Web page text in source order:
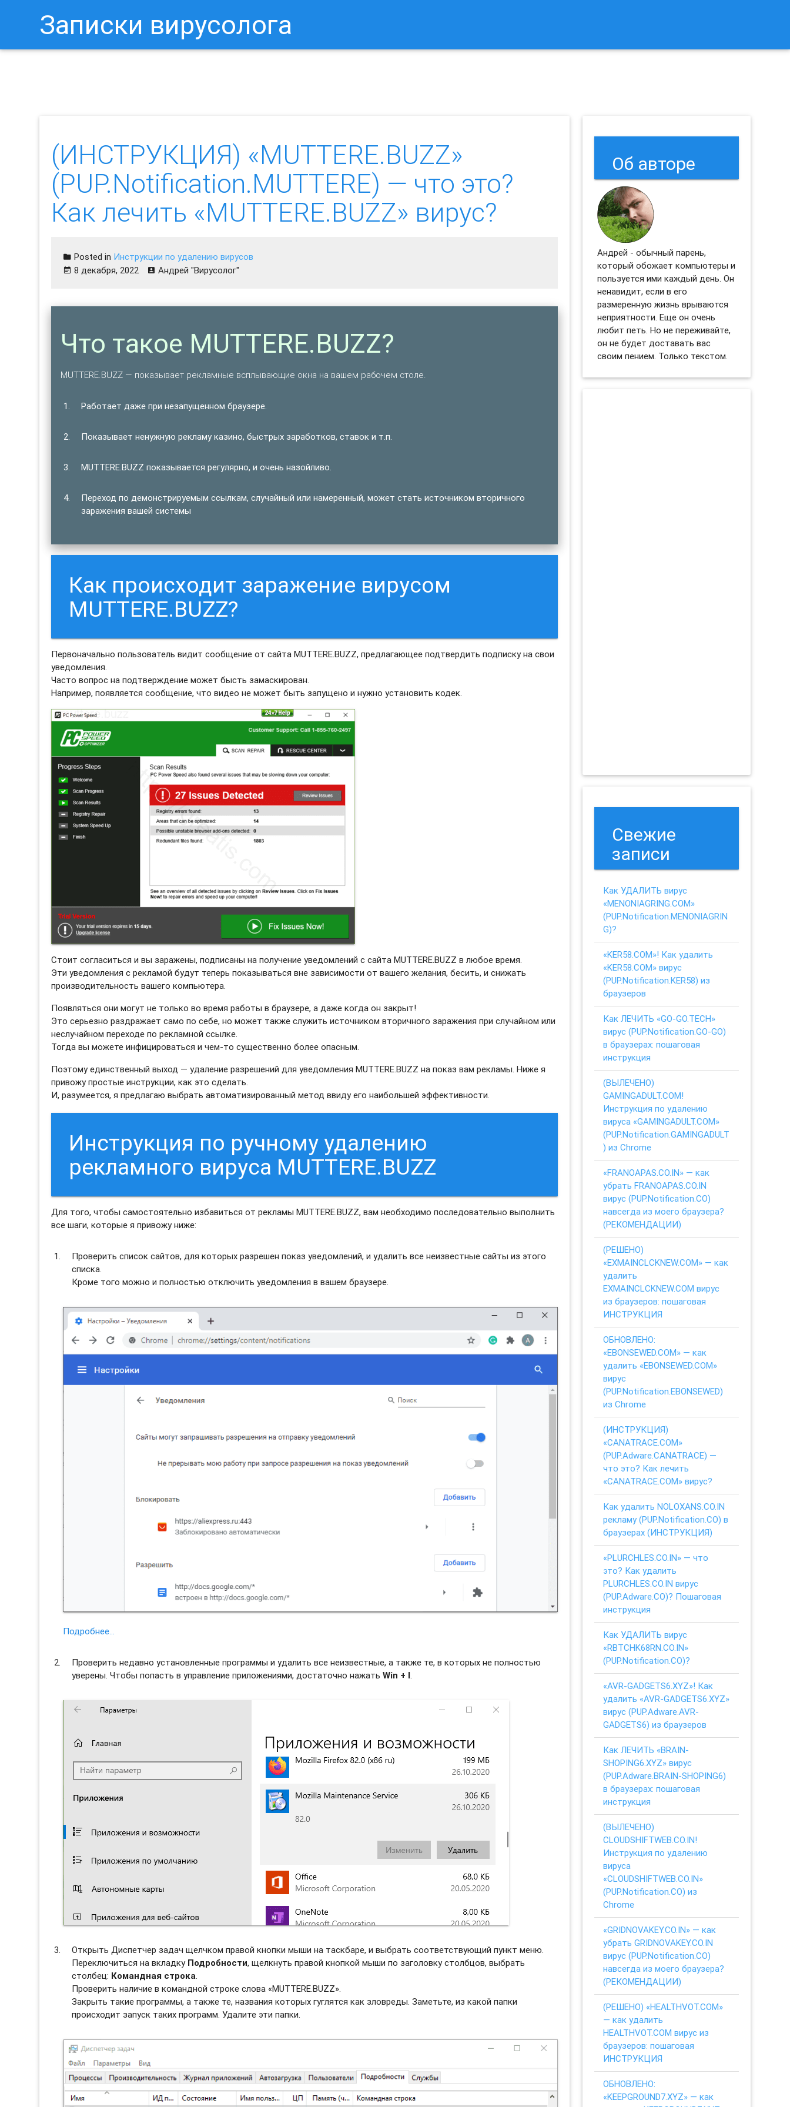
Записки вирусолога
(ИНСТРУКЦИЯ) «MUTTERE.BUZZ»
(PUP.Notification.MUTTERE) — что это?
Как лечить «MUTTERE.BUZZ» вирус?
Posted in Инструкции по удалению вирусов
8 декабря, 2022
Андрей "Вирусолог"
Что такое MUTTERE.BUZZ?
MUTTERE.BUZZ — показывает рекламные всплывающие окна на вашем рабочем столе.
Работает даже при незапущенном браузере.
Показывает ненужную рекламу казино, быстрых заработков, ставок и т.п.
MUTTERE.BUZZ показывается регулярно, и очень назойливо.
Переход по демонстрируемым ссылкам, случайный или намеренный, может стать источником вторичного
заражения вашей системы
Как происходит заражение вирусом
MUTTERE.BUZZ?
Первоначально пользователь видит сообщение от сайта MUTTERE.BUZZ, предлагающее подтвердить подписку на свои
уведомления.
Часто вопрос на подтверждение может бысть замаскирован.
Например, появляется сообщение, что видео не может быть запущено и нужно установить кодек.
Стоит согласиться и вы заражены, подписаны на получение уведомлений с сайта MUTTERE.BUZZ в любое время.
Эти уведомления с рекламой будут теперь показываться вне зависимости от вашего желания, бесить, и снижать
производительность вашего компьютера.
Появляться они могут не только во время работы в браузере, а даже когда он закрыт!
Это серьезно раздражает само по себе, но может также служить источником вторичного заражения при случайном или
неслучайном переходе по рекламной ссылке.
Тогда вы можете инфицироваться и чем-то существенно более опасным.
Поэтому единственный выход — удаление разрешений для уведомления MUTTERE.BUZZ на показ вам рекламы. Ниже я
привожу простые инструкции, как это сделать.
И, разумеется, я предлагаю выбрать автоматизированный метод ввиду его наибольшей эффективности.
Инструкция по ручному удалению
рекламного вируса MUTTERE.BUZZ
Для того, чтобы самостоятельно избавиться от рекламы MUTTERE.BUZZ, вам необходимо последовательно выполнить
все шаги, которые я привожу ниже:
Проверить список сайтов, для которых разрешен показ уведомлений, и удалить все неизвестные сайты из этого
списка.
Кроме того можно и полностью отключить уведомления в вашем браузере.
Подробнее…
Проверить недавно установленные программы и удалить все неизвестные, а также те, в которых не полностью
уверены. Чтобы попасть в управление приложениями, достаточно нажатьWin + I
Открыть Диспетчер задач щелчком правой кнопки мыши на таскбаре, и выбрать соотвeтствующий пункт меню.
Переключиться на вкладку Подробности, щелкнуть правой кнопкой мыши по заголовку столбцов, выбрать
столбец: Командная строка
Проверить наличие в командной строке слова «MUTTERE.BUZZ».
Закрыть такие программы, а также те, названия которых гуглятся как зловреды. Заметьте, из какой папки
происходит запуск таких программ. Удалите эти папки.
Об авторе
Андрей - обычный парень,
который обожает компьютеры и
пользуется ими каждый день. Он
ненавидит, если в его
размеренную жизнь врываются
неприятности. Еще он очень
любит петь. Но не переживайте,
он не будет доставать вас
своим пением. Только текстом.
Свежие
записи
Как УДАЛИТЬ вирус
«MENONIAGRING.COM»
(PUP.Notification.MENONIAGRIN
G)?
«KER58.COM»! Как удалить
«KER58.COM» вирус
(PUP.Notification.KER58) из
браузеров
Как ЛЕЧИТЬ «GO-GO.TECH»
вирус (PUP.Notification.GO-GO)
в браузерах: пошаговая
инструкция
(ВЫЛЕЧЕНО)
GAMINGADULT.COM!
Инструкция по удалению
вируса «GAMINGADULT.COM»
(PUP.Notification.GAMINGADULT
) из Chrome
«FRANOAPAS.CO.IN» — как
убрать FRANOAPAS.CO.IN
вирус (PUP.Notification.CO)
навсегда из моего браузера?
(РЕКОМЕНДАЦИИ)
(РЕШЕНО)
«EXMAINCLCKNEW.COM» — как
удалить
EXMAINCLCKNEW.COM вирус
из браузеров: пошаговая
ИНСТРУКЦИЯ
ОБНОВЛЕНО:
«EBONSEWED.COM» — как
удалить «EBONSEWED.COM»
вирус
(PUP.Notification.EBONSEWED)
из Chrome
(ИНСТРУКЦИЯ)
«CANATRACE.COM»
(PUP.Adware.CANATRACE) —
что это? Как лечить
«CANATRACE.COM» вирус?
Как удалить NOLOXANS.CO.IN
рекламу (PUP.Notification.CO) в
браузерах (ИНСТРУКЦИЯ)
«PLURCHLES.CO.IN» — что
это? Как удалить
PLURCHLES.CO.IN вирус
(PUP.Adware.CO)? Пошаговая
инструкция
Как УДАЛИТЬ вирус
«RBTCHK68RN.CO.IN»
(PUP.Notification.CO)?
«AVR-GADGETS6.XYZ»! Как
удалить «AVR-GADGETS6.XYZ»
вирус (PUP.Adware.AVR-
GADGETS6) из браузеров
Как ЛЕЧИТЬ «BRAIN-
SHOPING6.XYZ» вирус
(PUP.Adware.BRAIN-SHOPING6)
в браузерах: пошаговая
инструкция
(ВЫЛЕЧЕНО)
CLOUDSHIFTWEB.CO.IN!
Инструкция по удалению
вируса
«CLOUDSHIFTWEB.CO.IN»
(PUP.Notification.CO) из
Chrome
«GRIDNOVAKEY.CO.IN» — как
убрать GRIDNOVAKEY.CO.IN
вирус (PUP.Notification.CO)
навсегда из моего браузера?
(РЕКОМЕНДАЦИИ)
(РЕШЕНО) «HEALTHVOT.COM»
— как удалить
HEALTHVOT.COM вирус из
браузеров: пошаговая
ИНСТРУКЦИЯ
ОБНОВЛЕНО:
«KEEPGROUND7.XYZ» — как